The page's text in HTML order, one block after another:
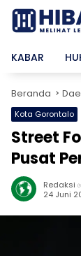
Langsung
konten
KABAR
Beranda
Kota Gorontalo
Street
Pusat
Redaksi
24 Juni